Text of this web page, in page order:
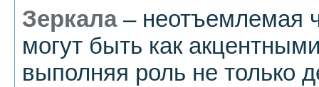
Зеркала– неотъемлемая
могут быть как
выполняя роль не только